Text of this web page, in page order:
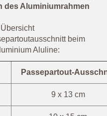
des Aluminiumrahmen
beim
Aluline:
Passepartout-
9 x 13 cm